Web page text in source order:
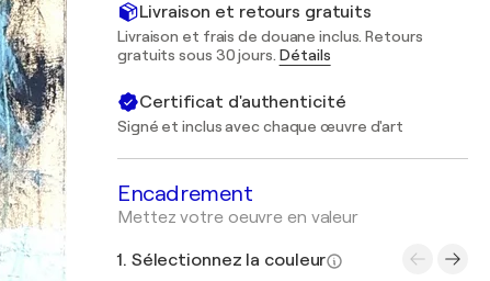
Livraison et retours gratuits
Livraison et frais de douane inclus. Retours
gratuits sous 30 jours. Détails
Certificat d'authenticité
Signé et inclus avec chaque œuvre d'art
Encadrement
Mettez votre oeuvre en valeur
1. Sélectionnez la couleur